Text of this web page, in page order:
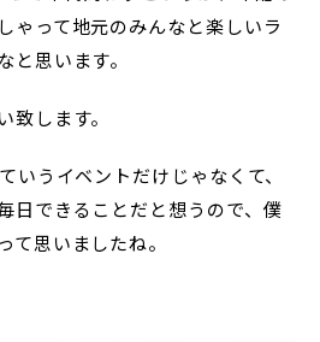
ゃって地元のみんなと楽しいラ
と思います。
します。
いうイベントだけじゃなくて、
日できることだと想うので、僕
て思いましたね。